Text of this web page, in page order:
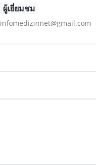
ผู้เยี่ยมชม
infomedizinnet@gmail.com